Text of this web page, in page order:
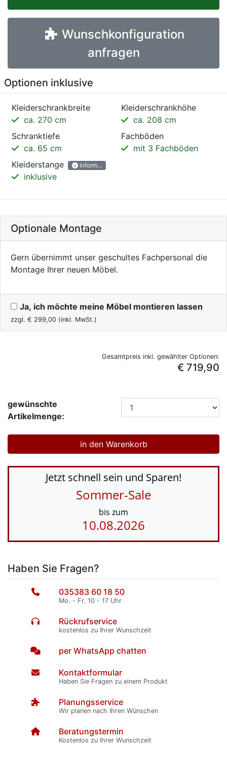
Wunschkonfiguration
anfragen
Optionen inklusive
Kleiderschrankbreite
ca. 270 cm
Kleiderschrankhöhe
ca. 208 cm
Schranktiefe
ca. 65 cm
Fachböden
mit 3 Fachböden
Kleiderstange
Informationen
inklusive
Optionale Montage
Gern übernimmt unser geschultes Fachpersonal die
Montage Ihrer neuen Möbel.
Ja, ich möchte meine Möbel montieren lassen
zzgl. € 299,00 (inkl. MwSt.)
Gesamtpreis inkl. gewählter Optionen:
€ 719,90
gewünschte
Artikelmenge:
Jetzt schnell sein und Sparen!
Sommer-Sale
bis zum
10.08.2026
Haben Sie Fragen?
035383 60 18 50
Mo. - Fr. 10 - 17 Uhr
Rückrufservice
kostenlos zu Ihrer Wunschzeit
per WhatsApp chatten
Kontaktformular
Haben Sie Fragen zu einem Produkt
Planungsservice
Wir planen nach Ihren Wünschen
Beratungstermin
Kostenlos zu Ihrer Wunschzeit